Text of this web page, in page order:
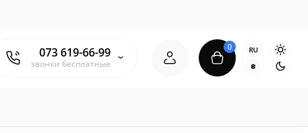
073 619-66-99
звонки бесплатные
0
RU
₴